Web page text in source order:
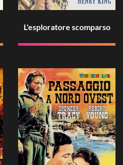
L'esploratore scomparso